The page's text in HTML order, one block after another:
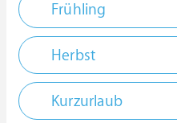
Frühling
Herbst
Kurzurlaub